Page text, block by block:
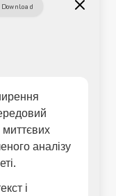
Download
аналізу
і